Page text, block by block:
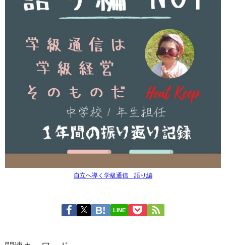
自立へ導く学級通信 語り編
LINE